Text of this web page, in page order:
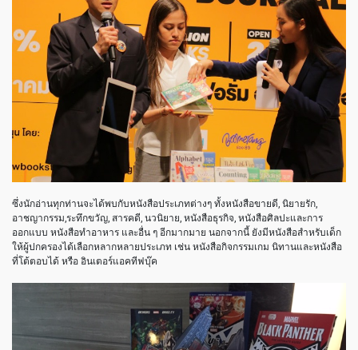
ซึ่งนักอ่านทุกท่านจะได้พบกับหนังสือประเภทต่างๆ ทั้งหนังสือขายดี, นิยายรัก,
อาชญากรรม,ระทึกขวัญ, สารคดี, นวนิยาย, หนังสือธุรกิจ, หนังสือศิลปะและการ
ออกแบบ หนังสือทำอาหาร และอื่น ๆ อีกมากมาย นอกจากนี้ ยังมีหนังสือสำหรับเด็ก
ให้ผู้ปกครองได้เลือกหลากหลายประเภท เช่น หนังสือกิจกรรมเกม นิทานและหนังสือ
ที่โต้ตอบได้ หรือ อินเตอร์แอคทีฟบุ๊ค